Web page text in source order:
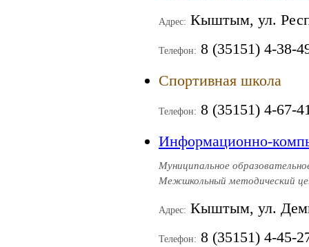
Адрес: Кыштым, ул.
Телефон: 8 (35151) 4-38-
Спортивная школа
Телефон: 8 (35151) 4-67-
Информационно-
Муниципальное
Межшкольный методический
Адрес: Кыштым, ул.
Телефон: 8 (35151) 4-45-